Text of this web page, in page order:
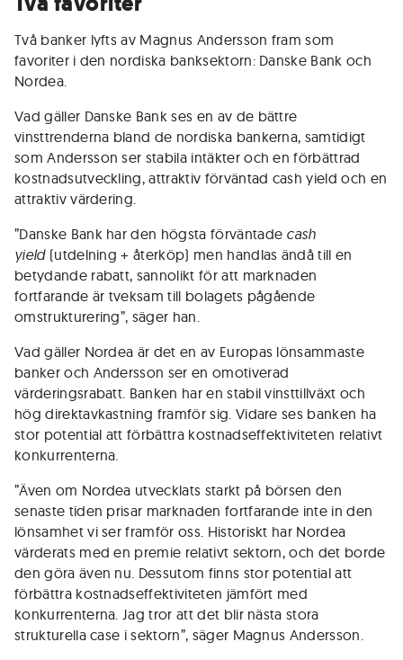
Två banker lyfts av Magnus Andersson fram som
favoriter i den nordiska banksektorn: Danske Bank och
Nordea.
Vad gäller Danske Bank ses en av de bättre
vinsttrenderna bland de nordiska bankerna, samtidigt
som Andersson ser stabila intäkter och en förbättrad
kostnadsutveckling, attraktiv förväntad cash yield och en
attraktiv värdering.
”Danske Bank har den högsta förväntade cash
yield(utdelning + återköp) men handlas ändå till en
betydande rabatt, sannolikt för att marknaden
fortfarande är tveksam till bolagets pågående
omstrukturering”, säger han.
Vad gäller Nordea är det en av Europas lönsammaste
banker och Andersson ser en omotiverad
värderingsrabatt. Banken har en stabil vinsttillväxt och
hög direktavkastning framför sig. Vidare ses banken ha
stor potential att förbättra kostnadseffektiviteten relativt
konkurrenterna.
”Även om Nordea utvecklats starkt på börsen den
senaste tiden prisar marknaden fortfarande inte in den
lönsamhet vi ser framför oss. Historiskt har Nordea
värderats med en premie relativt sektorn, och det borde
den göra även nu. Dessutom finns stor potential att
förbättra kostnadseffektiviteten jämfört med
konkurrenterna. Jag tror att det blir nästa stora
strukturella case i sektorn”, säger Magnus Andersson.